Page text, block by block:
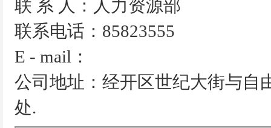
联 系 人：人力资源部
联系电话：85823555
E - mail：
公司地址：经开区世纪大街与自
处.